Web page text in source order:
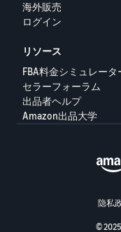
海外販売
ログイン
リソース
FBA料金シミュレータ
セラーフォーラム
出品者ヘルプ
Amazon出品大学
隐私
©